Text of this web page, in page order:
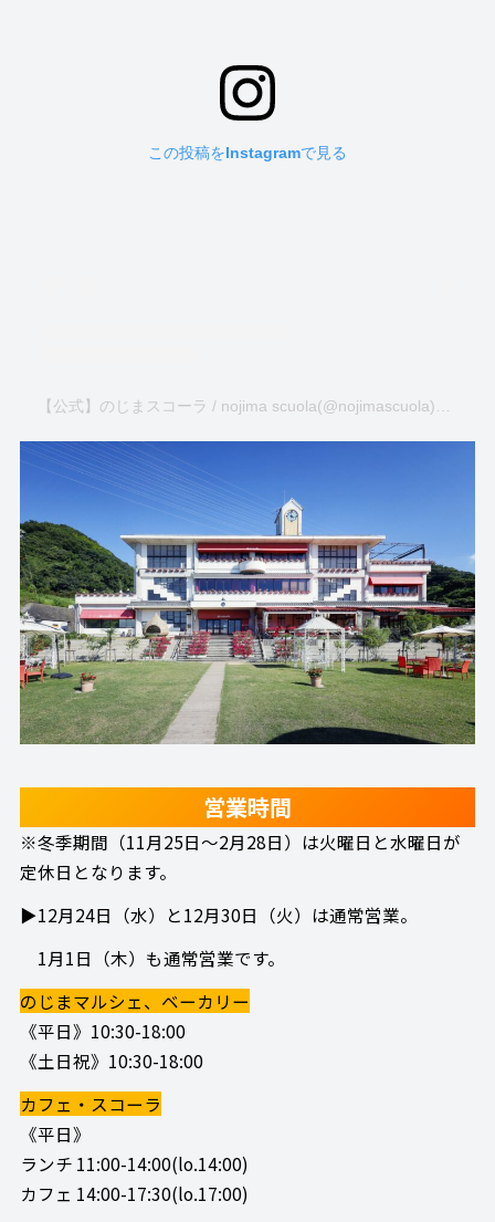
この投稿をInstagramで見る
営業時間
※冬季期間（11月25日～2月28日）は火曜日と水曜日が
定休日となります。
▶12月24日（水）と12月30日（火）は通常営業。
1月1日（木）も通常営業です。
のじまマルシェ、ベーカリー
《平日》10:30-18:00
《土日祝》10:30-18:00
カフェ・スコーラ
《平日》
ランチ 11:00-14:00(lo.14:00)
カフェ 14:00-17:30(lo.17:00)